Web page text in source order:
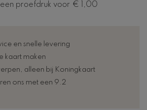
proefdruk voor € 1,00
en snelle levering
kaart maken
alleen bij Koningkaart
ons met een 9.2